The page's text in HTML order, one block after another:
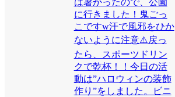
に行きました！鬼ごっ
こですw汗で風邪をひか
ないように注意⚠️戻っ
たら、スポーツドリン
クで乾杯！！今日の活
動は”ハロウィンの装飾
作り”をしました。ビニ